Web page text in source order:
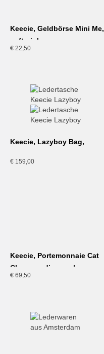
Keecie, Geldbörse Mini Me,
soft pink
€ 22,50
Keecie, Lazyboy Bag,
€ 159,00
Keecie, Portemonnaie Cat
Chase medium, schwarz
€ 69,50